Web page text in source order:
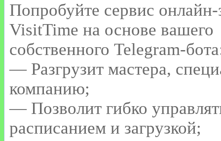
Попробуйте сервис
VisitTime на основе вашего
собственного Telegram-
— Разгрузит мастера,
компанию;
— Позволит гибко
расписанием и загрузкой;